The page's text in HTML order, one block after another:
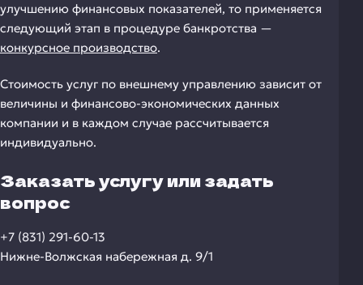
улучшению финансовых показателей, то применяется
следующий этап в процедуре банкротства —
конкурсное производство.
Стоимость услуг по внешнему управлению зависит от
величины и финансово-экономических данных
компании и в каждом случае рассчитывается
индивидуально.
Заказать услугу или задать
вопрос
+7 (831) 291-60-13
Нижне-Волжская набережная д. 9/1